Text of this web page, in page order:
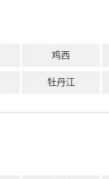
鸡西
牡丹江